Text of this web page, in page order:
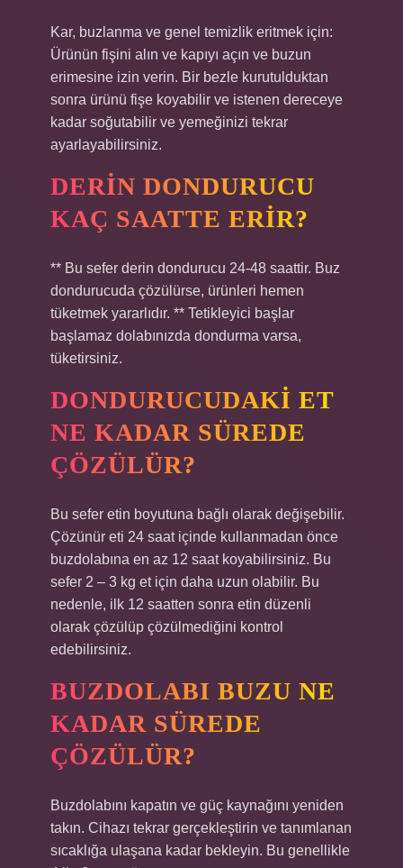
Kar, buzlanma ve genel temizlik eritmek için:
Ürünün fişini alın ve kapıyı açın ve buzun
erimesine izin verin. Bir bezle kurutulduktan
sonra ürünü fişe koyabilir ve istenen dereceye
kadar soğutabilir ve yemeğinizi tekrar
ayarlayabilirsiniz.
DERIN DONDURUCU
KAÇ SAATTE ERIR?
** Bu sefer derin dondurucu 24-48 saattir. Buz
dondurucuda çözülürse, ürünleri hemen
tüketmek yararlıdır. ** Tetikleyici başlar
başlamaz dolabınızda dondurma varsa,
tüketirsiniz.
DONDURUCUDAKI ET
NE KADAR SÜREDE
ÇÖZÜLÜR?
Bu sefer etin boyutuna bağlı olarak değişebilir.
Çözünür eti 24 saat içinde kullanmadan önce
buzdolabına en az 12 saat koyabilirsiniz. Bu
sefer 2 – 3 kg et için daha uzun olabilir. Bu
nedenle, ilk 12 saatten sonra etin düzenli
olarak çözülüp çözülmediğini kontrol
edebilirsiniz.
BUZDOLABI BUZU NE
KADAR SÜREDE
ÇÖZÜLÜR?
Buzdolabını kapatın ve güç kaynağını yeniden
takın. Cihazı tekrar gerçekleştirin ve tanımlanan
sıcaklığa ulaşana kadar bekleyin. Bu genellikle